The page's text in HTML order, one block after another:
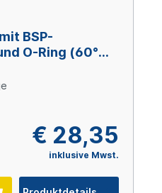
BSP-
O-Ring (60°
€ 28,35
inklusive Mwst.